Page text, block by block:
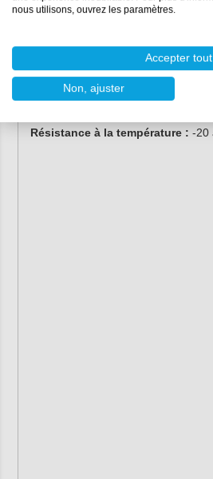
Propriétés
Conditionnement :1,5 kg
polyuréthane (PU)
Consommation :
environ 600 gr/m
Rapport de mélange :4:1 (en
Résistance à la température : -20
nous utilisons, ouvrez les paramètres.
Accepter tout
Non, ajuster